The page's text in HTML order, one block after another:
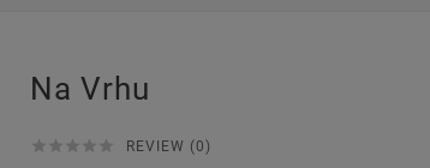
Na Vrhu
     REVIEW (0)